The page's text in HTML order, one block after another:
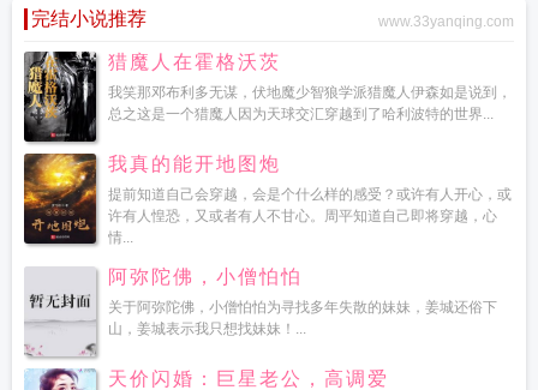
完结小说推荐 www.33yanqing.com
猎魔人在霍格沃茨
我笑那邓布利多无谋，伏地魔少智狼学派猎魔人伊森如是说到，
总之这是一个猎魔人因为天球交汇穿越到了哈利波特的世界...
我真的能开地图炮
提前知道自己会穿越，会是个什么样的感受？或许有人开心，或
许有人惶恐，又或者有人不甘心。周平知道自己即将穿越，心
情...
阿弥陀佛，小僧怕怕
关于阿弥陀佛，小僧怕怕为寻找多年失散的妹妹，姜城还俗下
山，姜城表示我只想找妹妹！...
天价闪婚：巨星老公，高调爱